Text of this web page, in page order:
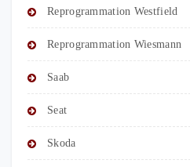
Reprogrammation Westfield
Reprogrammation Wiesmann
Saab
Seat
Skoda